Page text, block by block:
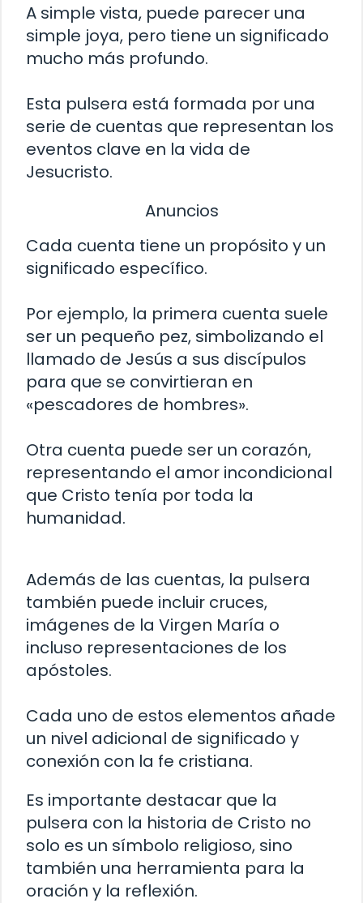
A simple vista, puede parecer una
simple joya, pero tiene un significado
mucho más profundo.
Esta pulsera está formada por una
serie de cuentas que representan los
eventos clave en la vida de
Jesucristo.
Anuncios
Cada cuenta tiene un propósito y un
significado específico.
Por ejemplo, la primera cuenta suele
ser un pequeño pez, simbolizando el
llamado de Jesús a sus discípulos
para que se convirtieran en
«pescadores de hombres».
Otra cuenta puede ser un corazón,
representando el amor incondicional
que Cristo tenía por toda la
humanidad.
Además de las cuentas, la pulsera
también puede incluir cruces,
imágenes de la Virgen María o
incluso representaciones de los
apóstoles.
Cada uno de estos elementos añade
un nivel adicional de significado y
conexión con la fe cristiana.
Es importante destacar que la
pulsera con la historia de Cristo no
solo es un símbolo religioso, sino
también una herramienta para la
oración y la reflexión.